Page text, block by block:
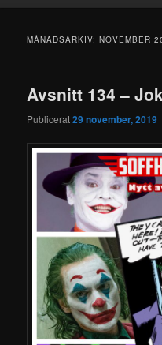
MÅNADSARKIV:NOVEMBER
Avsnitt 134 –
Publicerat29 november, 2019